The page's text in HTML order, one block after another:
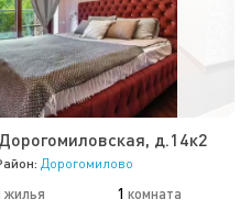
д.14к2
Дорогомилово
жилья 1 комната